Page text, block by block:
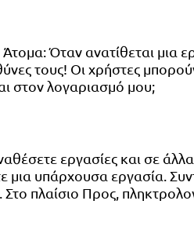
Όταν ανατίθεται μια
τους! Οι χρήστες
στον λογαριασμό μου;
εργασίες και σε
μια υπάρχουσα εργασία.
πλαίσιο Προς,